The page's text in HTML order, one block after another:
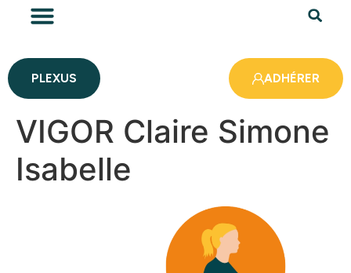
PLEXUS ADHÉRER
VIGOR Claire Simone
Isabelle